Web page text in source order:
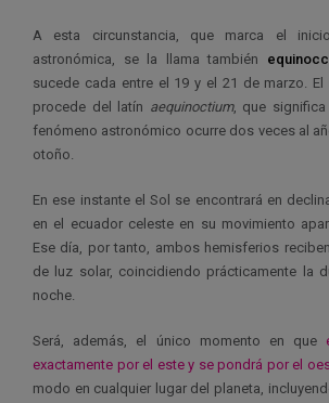
A esta circunstancia, que marca el
astronómica, se la llama también
sucede cada entre el 19 y el 21 de marzo.
procede del latín aequinoctium, que significa
fenómeno astronómico ocurre dos veces al
otoño.
En ese instante el Sol se encontrará en
en el ecuador celeste en su movimiento
Ese día, por tanto, ambos hemisferios
de luz solar, coincidiendo prácticamente la
noche.
Será, además, el único momento en que
exactamente por el este y se pondrá por el
modo en cualquier lugar del planeta,